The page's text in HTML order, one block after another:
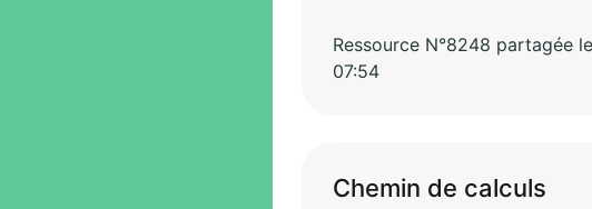
Ressource N°8248 partagée
07:54
Chemin de calculs